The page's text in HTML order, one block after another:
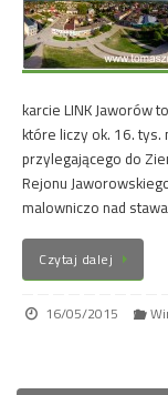
karcie LINK Jaworów
które liczy ok. 16. tys.
przylegającego do
Rejonu
malowniczo nad
Czytaj dalej
16/05/2015